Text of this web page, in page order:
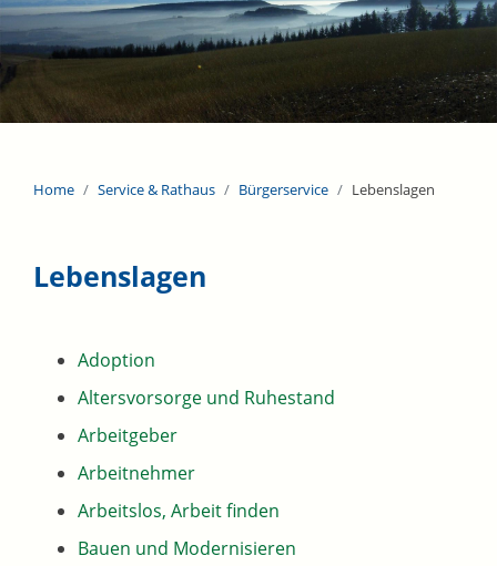
Home Service & Rathaus Bürgerservice Lebenslagen
Lebenslagen
Adoption
Altersvorsorge und Ruhestand
Arbeitgeber
Arbeitnehmer
Arbeitslos, Arbeit finden
Bauen und Modernisieren